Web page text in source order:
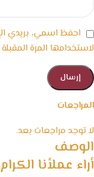
المراجعات
لا توجد مراجعات بعد.
احفظ اسمي، بريدي
لاستخدامها المرة
الوصف
أراء عملأنا الكرام